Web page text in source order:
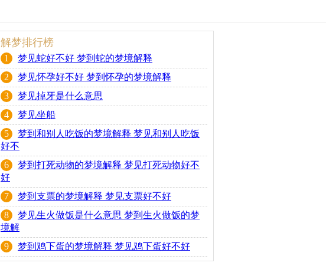
解梦排行榜
1
梦见蛇好不好 梦到蛇的梦境解释
2
梦见怀孕好不好 梦到怀孕的梦境解释
3
梦见掉牙是什么意思
4
梦见坐船
5
梦到和别人吃饭的梦境解释 梦见和别人吃饭
好不
6
梦到打死动物的梦境解释 梦见打死动物好不
好
7
梦到支票的梦境解释 梦见支票好不好
8
梦见生火做饭是什么意思 梦到生火做饭的梦
境解
9
梦到鸡下蛋的梦境解释 梦见鸡下蛋好不好